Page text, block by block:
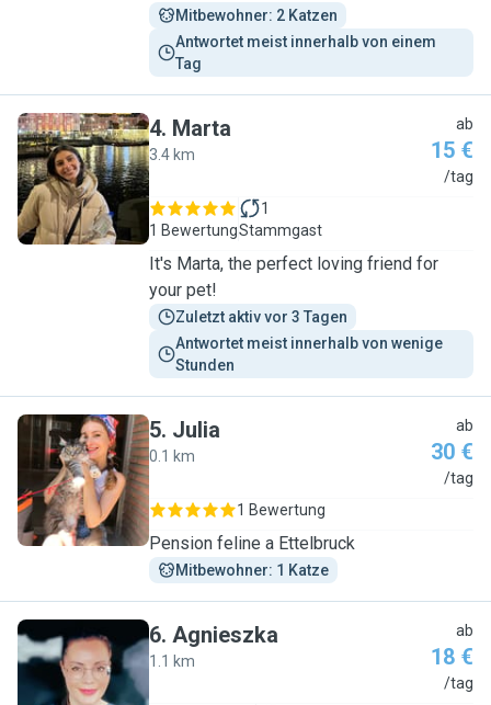
Mitbewohner: 2 Katzen
Antwortet meist innerhalb von einem
Tag
M
4. Marta
3.4 km
ab
15 €
/tag
1 Bewertung
1
Stammgast
It's Marta, the perfect loving friend for
your pet!
Zuletzt aktiv vor 3 Tagen
Antwortet meist innerhalb von wenige
Stunden
J
5. Julia
0.1 km
ab
30 €
/tag
1 Bewertung
Pension feline a Ettelbruck
Mitbewohner: 1 Katze
A
6. Agnieszka
1.1 km
ab
18 €
/tag